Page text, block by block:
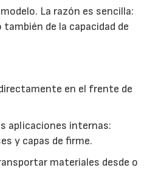
La razón es sencilla:
de la capacidad de
en el frente de
aplicaciones internas:
y capas de firme.
materiales desde o